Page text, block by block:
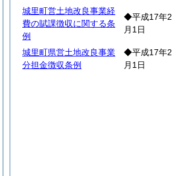
城里町営土地改良事業経
費の賦課徴収に関する条
例
◆平成17年2
月1日
城里町県営土地改良事業
分担金徴収条例
◆平成17年2
月1日